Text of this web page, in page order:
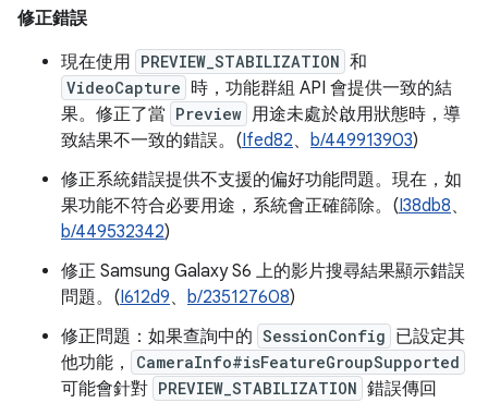
修正錯誤
現在使用 PREVIEW_STABILIZATION 和
VideoCapture 時，功能群組 API 會提供一致的結
果。修正了當 Preview 用途未處於啟用狀態時，導
致結果不一致的錯誤。(Ifed82、 b/449913903)
修正系統錯誤提供不支援的偏好功能問題。現在，如
果功能不符合必要用途，系統會正確篩除。(I38db8、
b/449532342)
修正 Samsung Galaxy S6 上的影片搜尋結果顯示錯誤
問題。(I612d9、 b/235127608)
修正問題：如果查詢中的 SessionConfig 已設定其
他功能，
CameraInfo#isFeatureGroupSupported
可能會針對 PREVIEW_STABILIZATION 錯誤傳回